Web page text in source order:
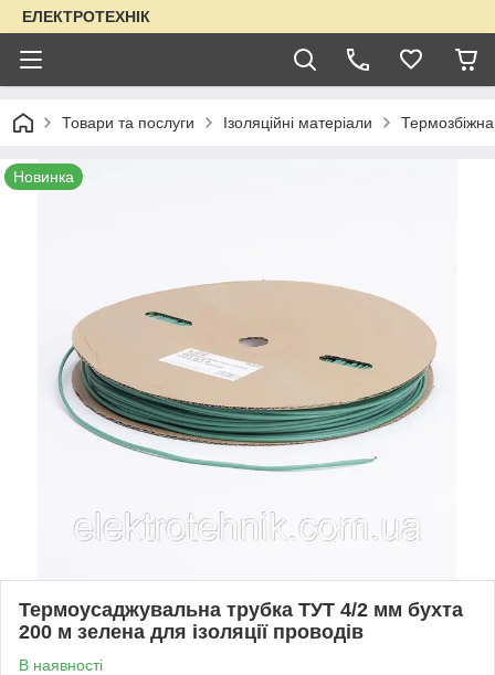
ЕЛЕКТРОТЕХНІК
Товари та послуги Ізоляційні матеріали
Новинка
Термоусаджувальна трубка ТУТ 4/2 мм бухта
200 м зелена для ізоляції проводів
В наявності